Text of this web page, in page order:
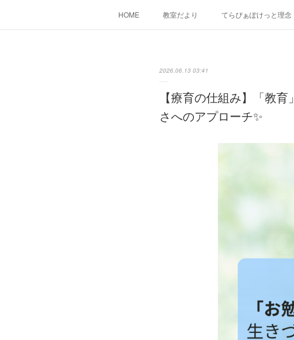
HOME 教室だより てらぴぁぽけっと理念
2026.06.13 03:41
【療育の仕組み】「教
さへのアプローチ✨